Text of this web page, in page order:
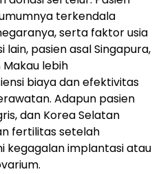
terkendala
serta faktor usia
lain, pasien asal Singapura,
Makau lebih
biaya dan efektivitas
Adapun pasien
dan Korea Selatan
fertilitas setelah
kegagalan implantasi atau